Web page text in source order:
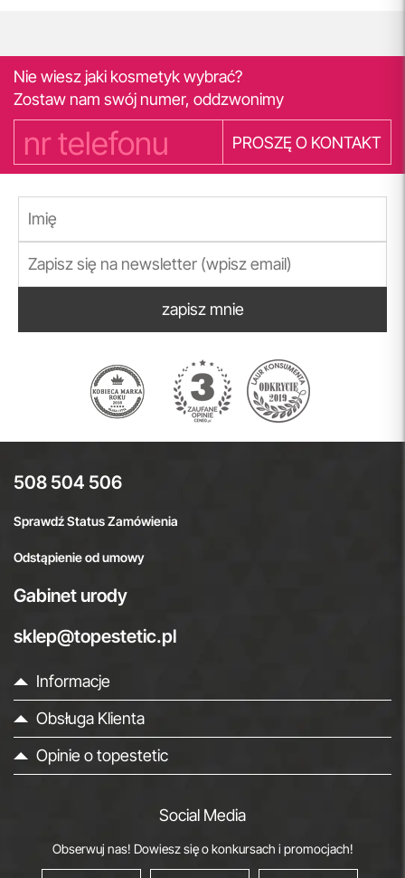
Nie wiesz jaki kosmetyk wybrać?
Zostaw nam swój numer, oddzwonimy
PROSZĘ O KONTAKT
zapisz mnie
508 504 506
Sprawdź Status Zamówienia
Odstąpienie od umowy
Gabinet urody
sklep@topestetic.pl
Informacje
Obsługa Klienta
Opinie o topestetic
Social Media
Obserwuj nas! Dowiesz się o konkursach i promocjach!